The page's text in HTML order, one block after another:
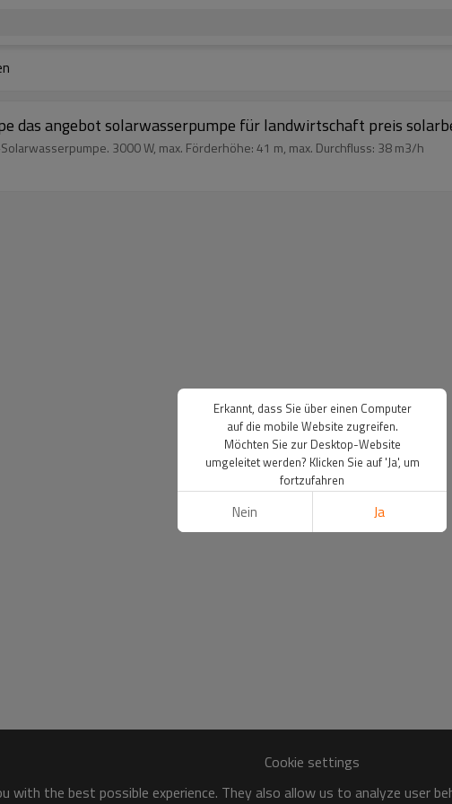
das angebot solarwasserpumpe für landwirtschaft preis
3000 W, max. Förderhöhe: 41 m, max. Durchfluss: 38 m3/h
Cookie settings
with the best possible experience. They also allow us to analyze user
Erkannt, dass Sie über einen Computer
auf die mobile Website zugreifen.
Möchten Sie zur Desktop-Website
umgeleitet werden? Klicken Sie auf 'Ja', um
fortzufahren
Nein Ja